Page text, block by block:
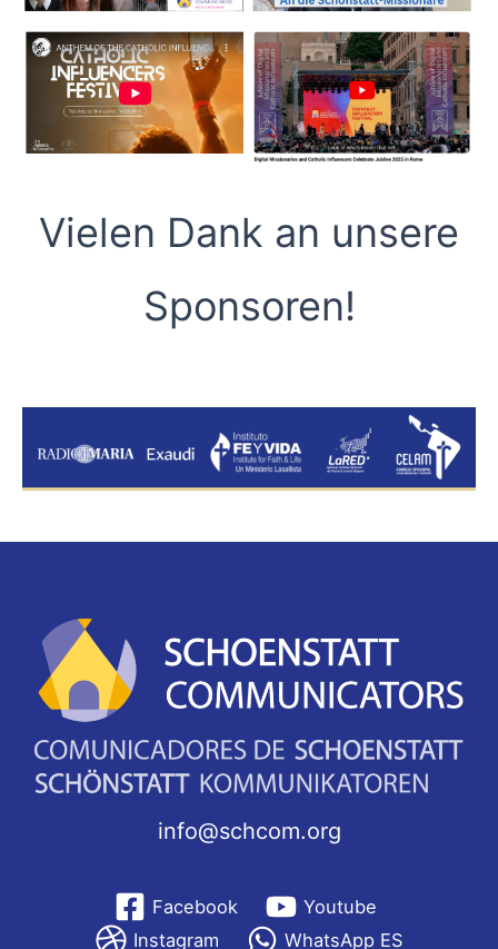
Vielen Dank an unsere
Sponsoren!
info@schcom.org
Facebook
Youtube
Instagram
WhatsApp ES